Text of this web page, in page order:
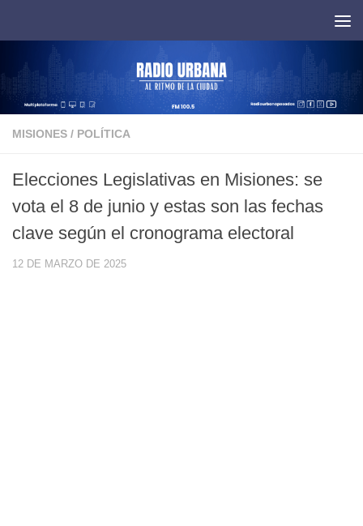
MISIONES / POLÍTICA
Elecciones Legislativas en Misiones: se
vota el 8 de junio y estas son las fechas
clave según el cronograma electoral
12 DE MARZO DE 2025